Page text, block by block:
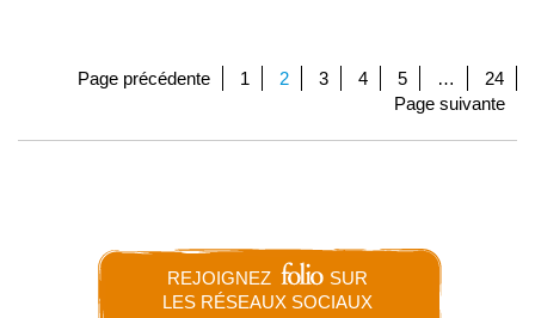
Page précédente 1 2 3 4 5 …
24
Page suivante
REJOIGNEZ
SUR
LES RÉSEAUX SOCIAUX